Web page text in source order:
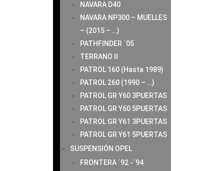
NAVARA D40
NAVARA NP300 – MUELLES
– (2015 – …)
PATHFINDER ´05
TERRANO II
PATROL 160 (Hasta 1989)
PATROL 260 (1990 – …)
PATROL GR Y60 3PUERTAS
PATROL GR Y60 5PUERTAS
PATROL GR Y61 3PUERTAS
PATROL GR Y61 5PUERTAS
SUSPENSIÓN OPEL
FRONTERA ´92 -´94